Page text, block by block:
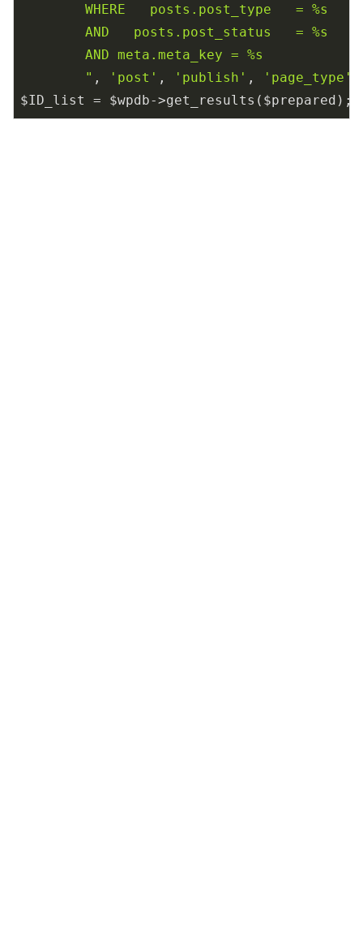
      	"
, 'post' , 'publish' , 'page_type'
$ID_list = $wpdb->get_results($prepared);